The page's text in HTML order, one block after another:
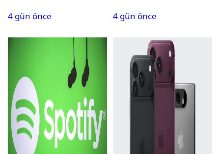
4 gün önce
4 gün önce